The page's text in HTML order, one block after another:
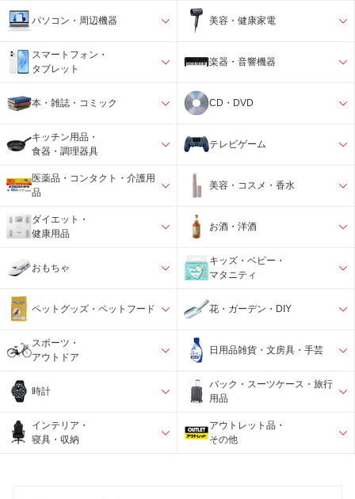
パソコン・周辺機器 美容・健康家電
スマートフォン・
タブレット
楽器・音響機器
本・雑誌・コミック CD・DVD
キッチン用品・
食器・調理器具
テレビゲーム
医薬品・コンタクト・介護用
品
美容・コスメ・香水
ダイエット・
健康用品
お酒・洋酒
おもちゃ
キッズ・ベビー・
マタニティ
ペットグッズ・ペットフード 花・ガーデン・DIY
スポーツ・
アウトドア
日用品雑貨・文房具・手芸
時計
バック・スーツケース・旅行
用品
インテリア・
寝具・収納
アウトレット品・
その他